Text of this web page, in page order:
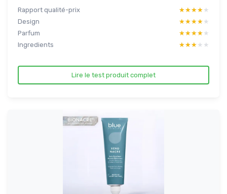
Rapport qualité-prix ★★★★★
★★★★★
Design
★★★★★
★★★★★
Parfum
★★★★★
★★★★★
Ingredients
★★★★★
★★★★★
Lire le test produit complet